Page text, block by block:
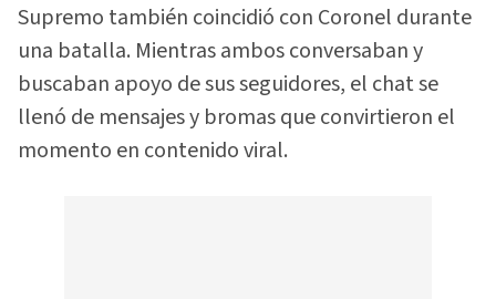
Supremo también coincidió con Coronel durante
una batalla. Mientras ambos conversaban y
buscaban apoyo de sus seguidores, el chat se
llenó de mensajes y bromas que convirtieron el
momento en contenido viral.